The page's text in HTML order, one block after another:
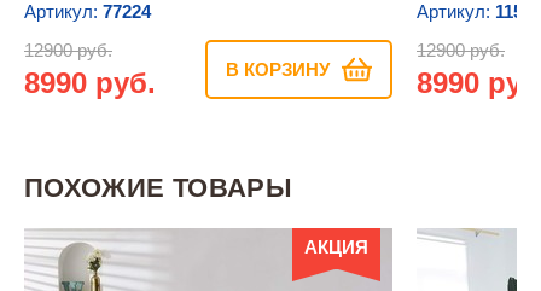
Артикул: 77224
12900 руб.
8990 руб. В КОРЗИНУ
Артикул:
12900 руб.
8990
ПОХОЖИЕ ТОВАРЫ
АКЦИЯ